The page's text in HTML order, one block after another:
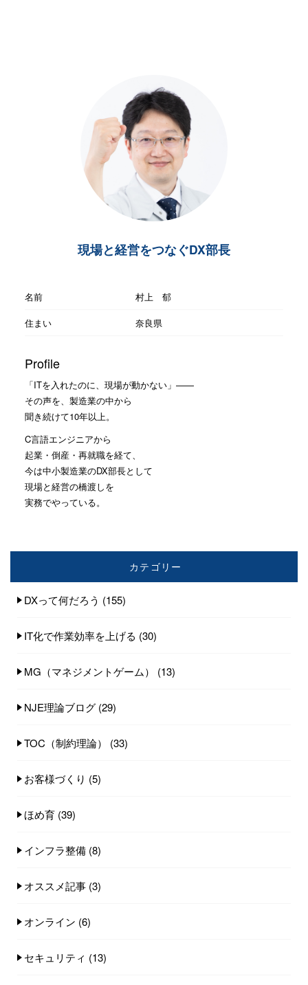
現場と経営をつなぐDX部長
名前
村上 郁
住まい
奈良県
Profile
「ITを入れたのに、現場が動かない」——
その声を、製造業の中から
聞き続けて10年以上。
C言語エンジニアから
起業・倒産・再就職を経て、
今は中小製造業のDX部長として
現場と経営の橋渡しを
実務でやっている。
カテゴリー
DXって何だろう (155)
IT化で作業効率を上げる (30)
MG（マネジメントゲーム） (13)
NJE理論ブログ (29)
TOC（制約理論） (33)
お客様づくり (5)
ほめ育 (39)
インフラ整備 (8)
オススメ記事 (3)
オンライン (6)
セキュリティ (13)